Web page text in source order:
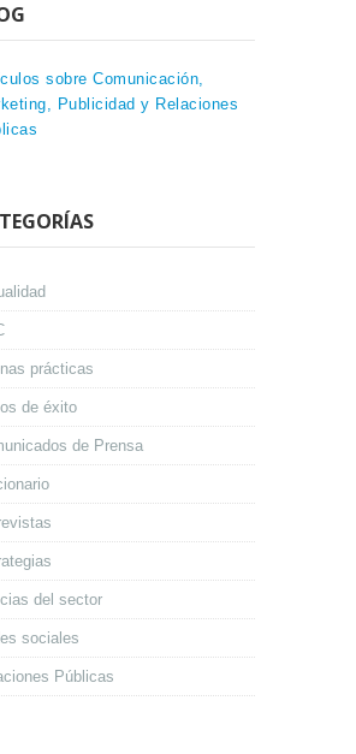
sobre Comunicación,
Publicidad y Relaciones
prácticas
de éxito
de Prensa
del sector
sociales
Públicas